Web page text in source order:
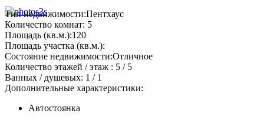
Тип недвижимости:Пентхаус
Количество комнат: 5
Площадь (кв.м.):120
Площадь участка (кв.м.):
Состояние недвижимости:Отличное
Количество этажей / этаж : 5 / 5
Ванных / душевых: 1 / 1
Дополнительные характеристики:
Автостоянка